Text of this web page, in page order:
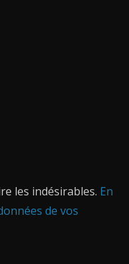
les indésirables. En
de vos